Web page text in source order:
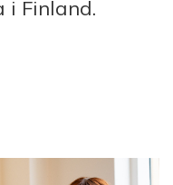
i Finland.